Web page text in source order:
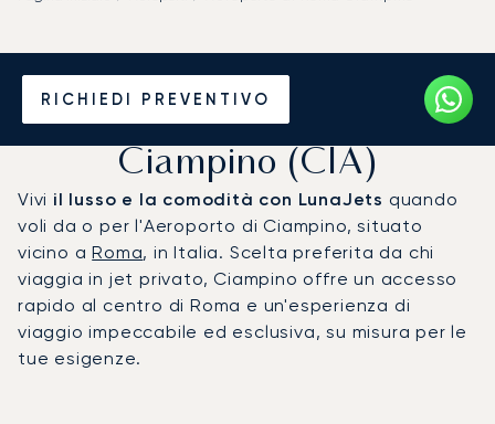
RICHIEDI PREVENTIVO
Noleggio jet privato per
l'Aeroporto di Roma
Ciampino (CIA)
Vivi il lusso e la comodità con LunaJets quando
voli da o per l'Aeroporto di Ciampino, situato
vicino aRoma, in Italia. Scelta preferita da chi
viaggia in jet privato, Ciampino offre un accesso
rapido al centro di Roma e un'esperienza di
viaggio impeccabile ed esclusiva, su misura per le
tue esigenze.